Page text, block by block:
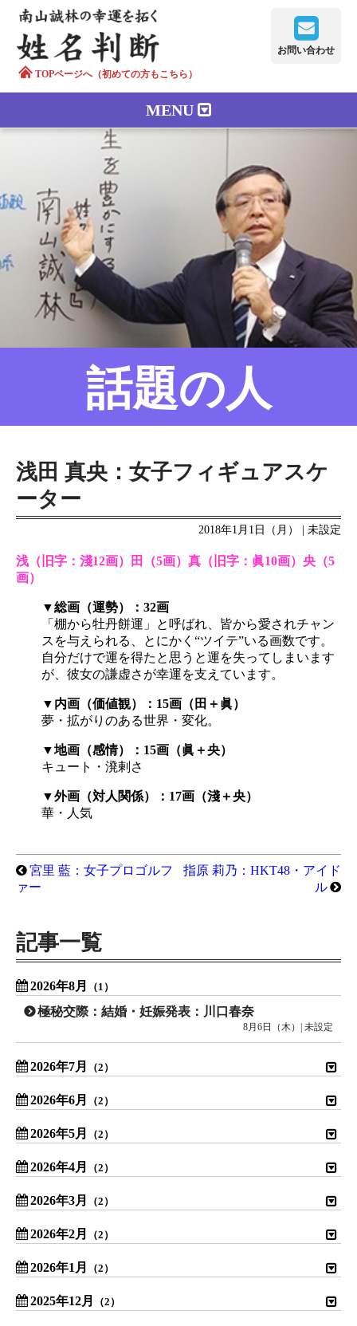
TOPページへ（初めての方もこちら）
お問い合わせ
MENU
正しい字画
南山誠林について
漢字の語源
漢字の歴史
苗字100のルーツ
話題の人
浅田 真央：女子フィギュアスケ
ーター
2018年1月1日（月） | 未設定
浅（旧字：淺12画）田（5画）真（旧字：眞10画）央（5
画）
▼総画（運勢）：32画
「棚から牡丹餅運」と呼ばれ、皆から愛されチャン
スを与えられる、とにかく“ツイテ”いる画数です。
自分だけで運を得たと思うと運を失ってしまいます
が、彼女の謙虚さが幸運を支えています。
▼内画（価値観）：15画（田＋眞）
夢・拡がりのある世界・変化。
▼地画（感情）：15画（眞＋央）
キュート・溌剌さ
▼外画（対人関係）：17画（淺＋央）
華・人気
宮里 藍：女子プロゴルフ
ァー
指原 莉乃：HKT48・アイド
ル
記事一覧
2026年8月 （1）
極秘交際：結婚・妊娠発表：川口春奈
8月6日（木）| 未設定
2026年7月 （2）
2026年6月 （2）
2026年5月 （2）
2026年4月 （2）
2026年3月 （2）
2026年2月 （2）
2026年1月 （2）
2025年12月 （2）